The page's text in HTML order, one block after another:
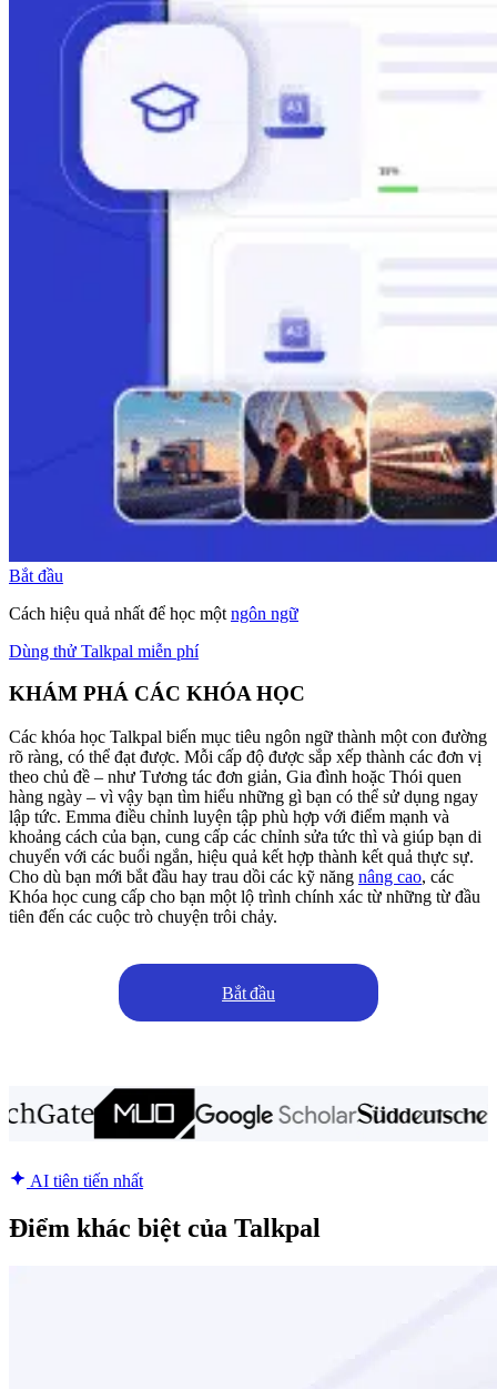
Bắt đầu
Cách hiệu quả nhất để học một ngôn ngữ
Dùng thử Talkpal miễn phí
KHÁM PHÁ CÁC KHÓA HỌC
Các khóa học Talkpal biến mục tiêu ngôn ngữ thành một con đường
rõ ràng, có thể đạt được. Mỗi cấp độ được sắp xếp thành các đơn vị
theo chủ đề – như Tương tác đơn giản, Gia đình hoặc Thói quen
hàng ngày – vì vậy bạn tìm hiểu những gì bạn có thể sử dụng ngay
lập tức. Emma điều chỉnh luyện tập phù hợp với điểm mạnh và
khoảng cách của bạn, cung cấp các chỉnh sửa tức thì và giúp bạn di
chuyển với các buổi ngắn, hiệu quả kết hợp thành kết quả thực sự.
Cho dù bạn mới bắt đầu hay trau dồi các kỹ năng nâng cao, các
Khóa học cung cấp cho bạn một lộ trình chính xác từ những từ đầu
tiên đến các cuộc trò chuyện trôi chảy.
Bắt đầu
AI tiên tiến nhất
Điểm khác biệt của Talkpal